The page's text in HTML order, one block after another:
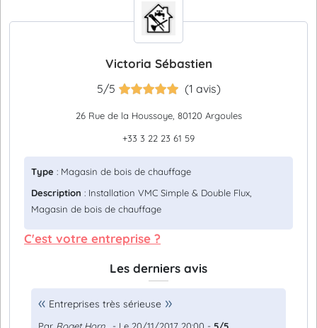
Victoria Sébastien
5/5 (1 avis)
26 Rue de la Houssoye, 80120 Argoules
+33 3 22 23 61 59
Type : Magasin de bois de chauffage
Description : Installation VMC Simple & Double Flux,
Magasin de bois de chauffage
C'est votre entreprise ?
Les derniers avis
Entreprises très sérieuse